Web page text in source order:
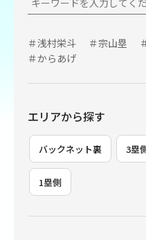
＃浅村栄斗 ＃宗山塁
＃からあげ
エリアから探す
バックネット裏 3塁
1塁側